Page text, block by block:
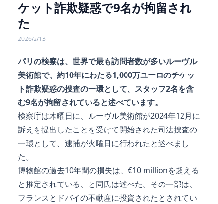
ケット詐欺疑惑で9名が拘留され
た
2026/2/13
パリの検察は、世界で最も訪問者数が多いルーヴル
美術館で、約10年にわたる1,000万ユーロのチケッ
ト詐欺疑惑の捜査の一環として、スタッフ2名を含
む9名が拘留されていると述べています。
検察庁は木曜日に、ルーヴル美術館が2024年12月に
訴えを提出したことを受けて開始された司法捜査の
一環として、逮捕が火曜日に行われたと述べまし
た。
博物館の過去10年間の損失は、€10 millionを超える
と推定されている、と同氏は述べた。その一部は、
フランスとドバイの不動産に投資されたとされてい